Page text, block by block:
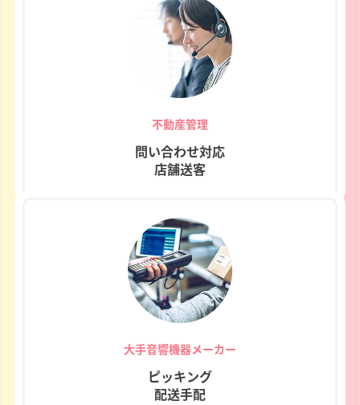
不動産管理
問い合わせ対応
店舗送客
大手音響機器メーカー
ピッキング
配送手配